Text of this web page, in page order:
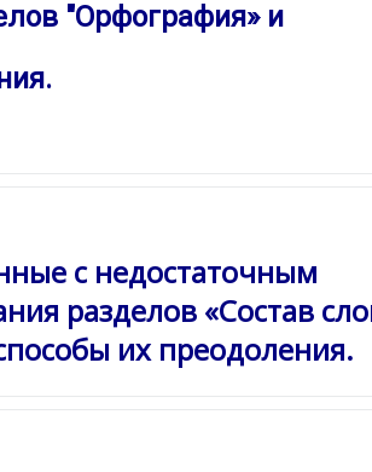
"Орфография» и
с недостаточным
разделов «Состав
их преодоления.